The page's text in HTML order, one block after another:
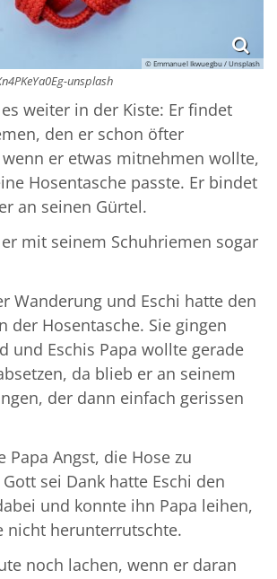
© Emmanuel Ikwuegbu / Unsplash
unsplash
weiter in der Kiste: Er findet
den er schon öfter
er etwas mitnehmen wollte,
Hosentasche passte. Er bindet
an seinen Gürtel.
mit seinem Schuhriemen sogar
Wanderung und Eschi hatte den
der Hosentasche. Sie gingen
und Eschis Papa wollte gerade
da blieb er an seinem
der dann einfach gerissen
Papa Angst, die Hose zu
sei Dank hatte Eschi den
und konnte ihn Papa leihen,
nicht herunterrutschte.
noch lachen, wenn er daran